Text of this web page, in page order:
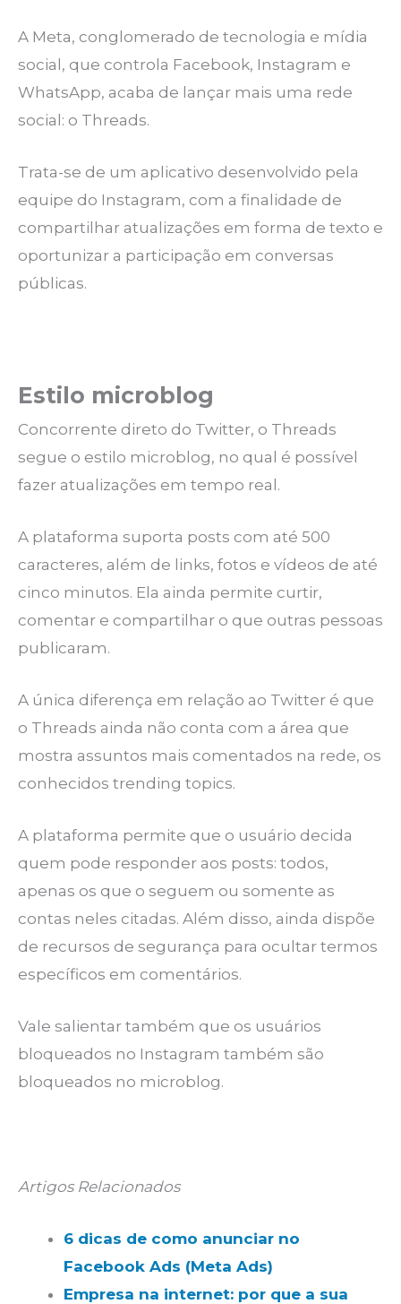
A Meta, conglomerado de tecnologia e mídia
social, que controla Facebook, Instagram e
WhatsApp, acaba de lançar mais uma rede
social: o Threads.
Trata-se de um aplicativo desenvolvido pela
equipe do Instagram, com a finalidade de
compartilhar atualizações em forma de texto e
oportunizar a participação em conversas
públicas.
Estilo microblog
Concorrente direto do Twitter, o Threads
segue o estilo microblog, no qual é possível
fazer atualizações em tempo real.
A plataforma suporta posts com até 500
caracteres, além de links, fotos e vídeos de até
cinco minutos. Ela ainda permite curtir,
comentar e compartilhar o que outras pessoas
publicaram.
A única diferença em relação ao Twitter é que
o Threads ainda não conta com a área que
mostra assuntos mais comentados na rede, os
conhecidos trending topics.
A plataforma permite que o usuário decida
quem pode responder aos posts: todos,
apenas os que o seguem ou somente as
contas neles citadas. Além disso, ainda dispõe
de recursos de segurança para ocultar termos
específicos em comentários.
Vale salientar também que os usuários
bloqueados no Instagram também são
bloqueados no microblog.
Artigos Relacionados
6 dicas de como anunciar no
Facebook Ads (Meta Ads)
Empresa na internet: por que a sua